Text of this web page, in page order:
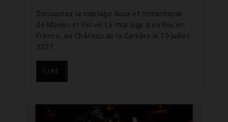
Découvrez le mariage doux et romantique
de Manon et Hervé. Le mariage a eu lieu en
France, au Château de la Canière le 10 juillet
2021.
LIRE